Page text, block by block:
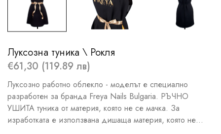
Луксозна туника \ Рокля
€61,30 (119.89 лв)
Луксозно работно облекло - моделът е специално
разработен за бранда Freya Nails Bulgaria. РЪЧНО
УШИТА туника от материя, която не се мачка. За
изработката е използвана дишаща материя, която не...